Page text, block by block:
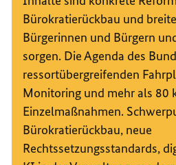
Bürokratierückbau und
Bürgerinnen und Bürgern
sorgen. Die Agenda des
ressortübergreifenden
Monitoring und mehr als 80
Einzelmaßnahmen.
Bürokratierückbau, neue
Rechtssetzungsstandards,